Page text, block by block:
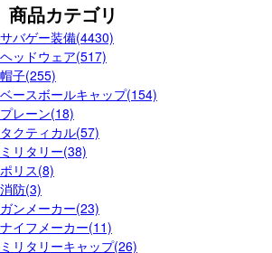
商品カテゴリ
サバゲー装備(4430)
ヘッドウェア(517)
帽子(255)
ベースボールキャップ(154)
プレーン(18)
タクティカル(57)
ミリタリー(38)
ポリス(8)
消防(3)
ガンメーカー(23)
ナイフメーカー(11)
ミリタリーキャップ(26)